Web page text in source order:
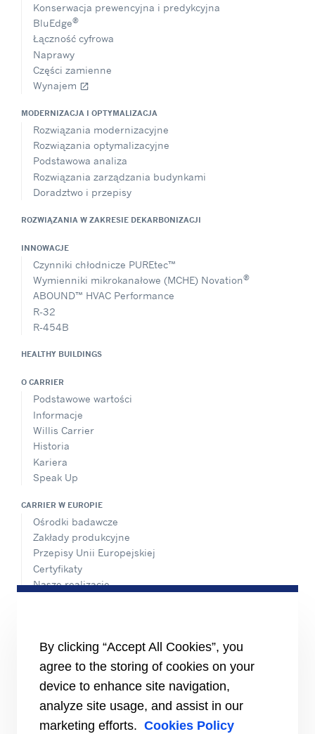
Konserwacja prewencyjna i predykcyjna
BluEdge®
Łączność cyfrowa
Naprawy
Części zamienne
Wynajem open_in_new
MODERNIZACJA I OPTYMALIZACJA
Rozwiązania modernizacyjne
Rozwiązania optymalizacyjne
Podstawowa analiza
Rozwiązania zarządzania budynkami
Doradztwo i przepisy
ROZWIĄZANIA W ZAKRESIE DEKARBONIZACJI
INNOWACJE
Czynniki chłodnicze PUREtec™
Wymienniki mikrokanałowe (MCHE) Novation®
ABOUND™ HVAC Performance
R-32
R-454B
HEALTHY BUILDINGS
O CARRIER
Podstawowe wartości
Informacje
Willis Carrier
Historia
Kariera
Speak Up
CARRIER W EUROPIE
Ośrodki badawcze
Zakłady produkcyjne
Przepisy Unii Europejskiej
Certyfikaty
Nasze realizacje
MATERIAŁY ŹRÓDŁOWE
Broszury
Filmy
Dostawcy
Inwestorzy
By clicking “Accept All Cookies”, you
agree to the storing of cookies on your
device to enhance site navigation,
analyze site usage, and assist in our
marketing efforts. Cookies Policy